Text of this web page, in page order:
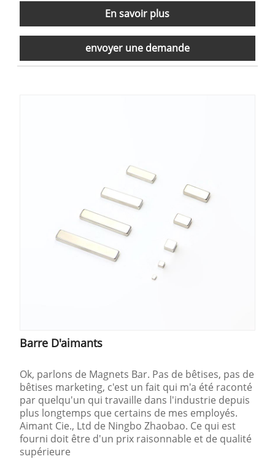
En savoir plus
envoyer une demande
Barre D'aimants
Ok, parlons de Magnets Bar. Pas de bêtises, pas de
bêtises marketing, c'est un fait qui m'a été raconté
par quelqu'un qui travaille dans l'industrie depuis
plus longtemps que certains de mes employés.
Aimant Cie., Ltd de Ningbo Zhaobao. Ce qui est
fourni doit être d'un prix raisonnable et de qualité
supérieure